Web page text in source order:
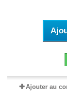
Ajouter au